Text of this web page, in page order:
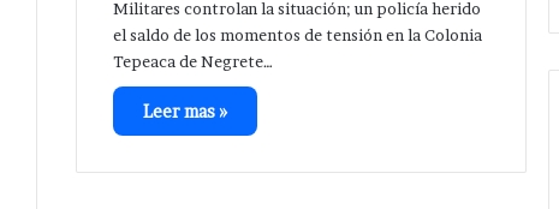
Militares controlan la situación; un policía herido
el saldo de los momentos de tensión en la Colonia
Tepeaca de Negrete…
Leer mas »
Hipólito
Xochiltenango
.